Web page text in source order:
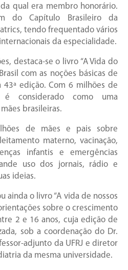
qual era membro honorário.
do Capítulo Brasileiro da
tendo frequentado vários
da especialidade.
destaca-se o livro “A Vida do
com as noções básicas de
edição. Com 6 milhões de
é considerado como uma
brasileiras.
de mães e pais sobre
materno, vacinação,
infantis e emergências
uso dos jornais, rádio e
ideias.
ainda o livro “A vida de nossos
sobre o crescimento
2 e 16 anos, cuja edição de
sob a coordenação do Dr.
adjunto da UFRJ e diretor
da mesma universidade.